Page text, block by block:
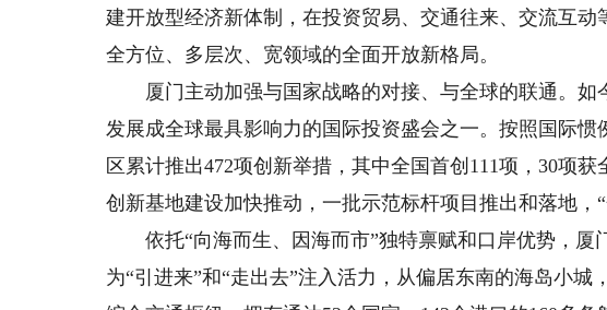
建开放型经济新体制，在投资贸易、交通往来、交流互
全方位、多层次、宽领域的全面开放新格局。
厦门主动加强与国家战略的对接、与全球的联通。如
发展成全球最具影响力的国际投资盛会之一。按照国际
区累计推出472项创新举措，其中全国首创111项，30项
创新基地建设加快推动，一批示范标杆项目推出和落地，“
依托“向海而生、因海而市”独特禀赋和口岸优势，厦
为“引进来”和“走出去”注入活力，从偏居东南的海岛小